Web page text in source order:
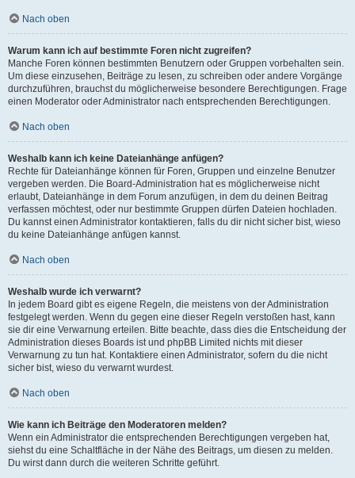
Nach oben
Warum kann ich auf bestimmte Foren nicht zugreifen?
Manche Foren können bestimmten Benutzern oder Gruppen vorbehalten sein.
Um diese einzusehen, Beiträge zu lesen, zu schreiben oder andere Vorgänge
durchzuführen, brauchst du möglicherweise besondere Berechtigungen. Frage
einen Moderator oder Administrator nach entsprechenden Berechtigungen.
Nach oben
Weshalb kann ich keine Dateianhänge anfügen?
Rechte für Dateianhänge können für Foren, Gruppen und einzelne Benutzer
vergeben werden. Die Board-Administration hat es möglicherweise nicht
erlaubt, Dateianhänge in dem Forum anzufügen, in dem du deinen Beitrag
verfassen möchtest, oder nur bestimmte Gruppen dürfen Dateien hochladen.
Du kannst einen Administrator kontaktieren, falls du dir nicht sicher bist, wieso
du keine Dateianhänge anfügen kannst.
Nach oben
Weshalb wurde ich verwarnt?
In jedem Board gibt es eigene Regeln, die meistens von der Administration
festgelegt werden. Wenn du gegen eine dieser Regeln verstoßen hast, kann
sie dir eine Verwarnung erteilen. Bitte beachte, dass dies die Entscheidung der
Administration dieses Boards ist und phpBB Limited nichts mit dieser
Verwarnung zu tun hat. Kontaktiere einen Administrator, sofern du die nicht
sicher bist, wieso du verwarnt wurdest.
Nach oben
Wie kann ich Beiträge den Moderatoren melden?
Wenn ein Administrator die entsprechenden Berechtigungen vergeben hat,
siehst du eine Schaltfläche in der Nähe des Beitrags, um diesen zu melden.
Du wirst dann durch die weiteren Schritte geführt.